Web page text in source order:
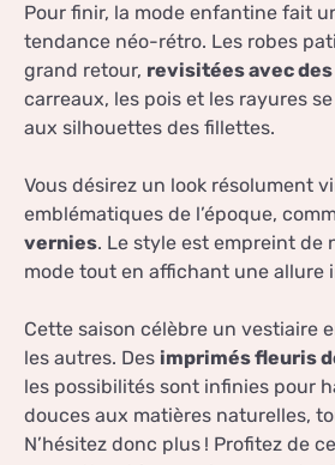
Pour finir, la mode enfantine fait
tendance néo-rétro. Les robes
grand retour, revisitées avec
carreaux, les pois et les rayures
aux silhouettes des fillettes.
Vous désirez un look résolument
emblématiques de l’époque,
vernies. Le style est empreint de
mode tout en affichant une allure
Cette saison célèbre un vestiaire
les autres. Des imprimés fleuris
les possibilités sont infinies pour
douces aux matières naturelles,
N’hésitez donc plus ! Profitez de